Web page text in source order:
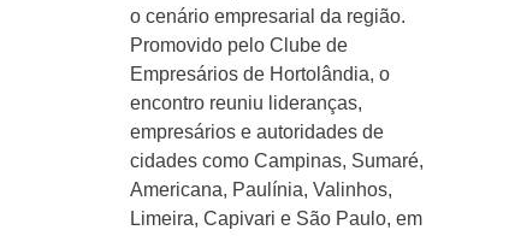
o cenário empresarial da região.
Promovido pelo Clube de
Empresários de Hortolândia, o
encontro reuniu lideranças,
empresários e autoridades de
cidades como Campinas, Sumaré,
Americana, Paulínia, Valinhos,
Limeira, Capivari e São Paulo, em